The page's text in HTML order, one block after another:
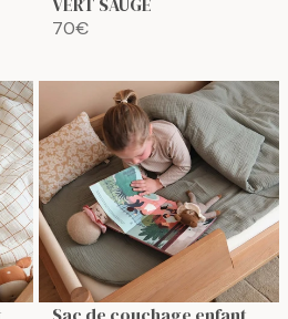
R
G
U
L
A
R
R
I
C
E
70€